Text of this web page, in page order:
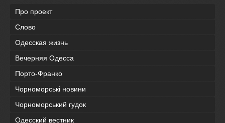
Про проект
Слово
Одесская жизнь
Вечерняя Одесса
Порто-Франко
Чорноморські новини
Чорноморський гудок
Одесский вестник